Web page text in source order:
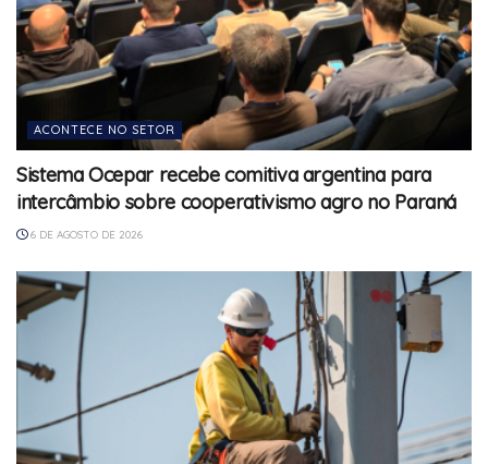
ACONTECE NO SETOR
Sistema Ocepar recebe comitiva argentina para
intercâmbio sobre cooperativismo agro no Paraná
6 DE AGOSTO DE 2026